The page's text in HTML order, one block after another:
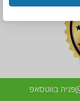
פניה בווטסאפ